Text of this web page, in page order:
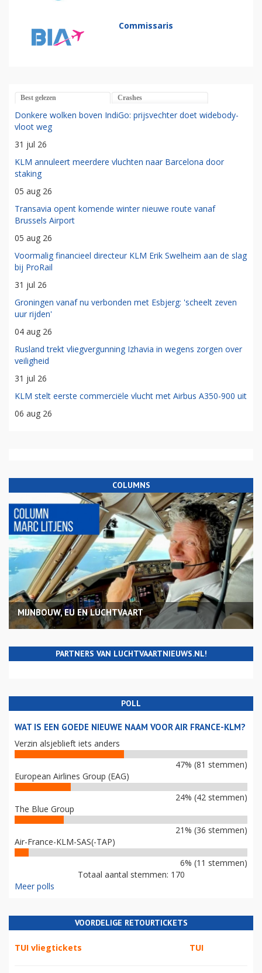
Commissaris
Best gelezen Crashes
Donkere wolken boven IndiGo: prijsvechter doet widebody-
vloot weg
31 jul 26
KLM annuleert meerdere vluchten naar Barcelona door
staking
05 aug 26
Transavia opent komende winter nieuwe route vanaf
Brussels Airport
05 aug 26
Voormalig financieel directeur KLM Erik Swelheim aan de slag
bij ProRail
31 jul 26
Groningen vanaf nu verbonden met Esbjerg: 'scheelt zeven
uur rijden'
04 aug 26
Rusland trekt vliegvergunning Izhavia in wegens zorgen over
veiligheid
31 jul 26
KLM stelt eerste commerciële vlucht met Airbus A350-900 uit
06 aug 26
COLUMNS
MIJNBOUW, EU EN LUCHTVAART
PARTNERS VAN LUCHTVAARTNIEUWS.NL!
POLL
WAT IS EEN GOEDE NIEUWE NAAM VOOR AIR FRANCE-KLM?
Verzin alsjeblieft iets anders
47% (81 stemmen)
European Airlines Group (EAG)
24% (42 stemmen)
The Blue Group
21% (36 stemmen)
Air-France-KLM-SAS(-TAP)
6% (11 stemmen)
Totaal aantal stemmen: 170
Meer polls
VOORDELIGE RETOURTICKETS
TUI vliegtickets TUI